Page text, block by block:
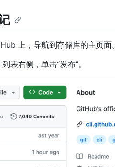
上，导航到存储库的主页面。
表右侧，单击“发布”。